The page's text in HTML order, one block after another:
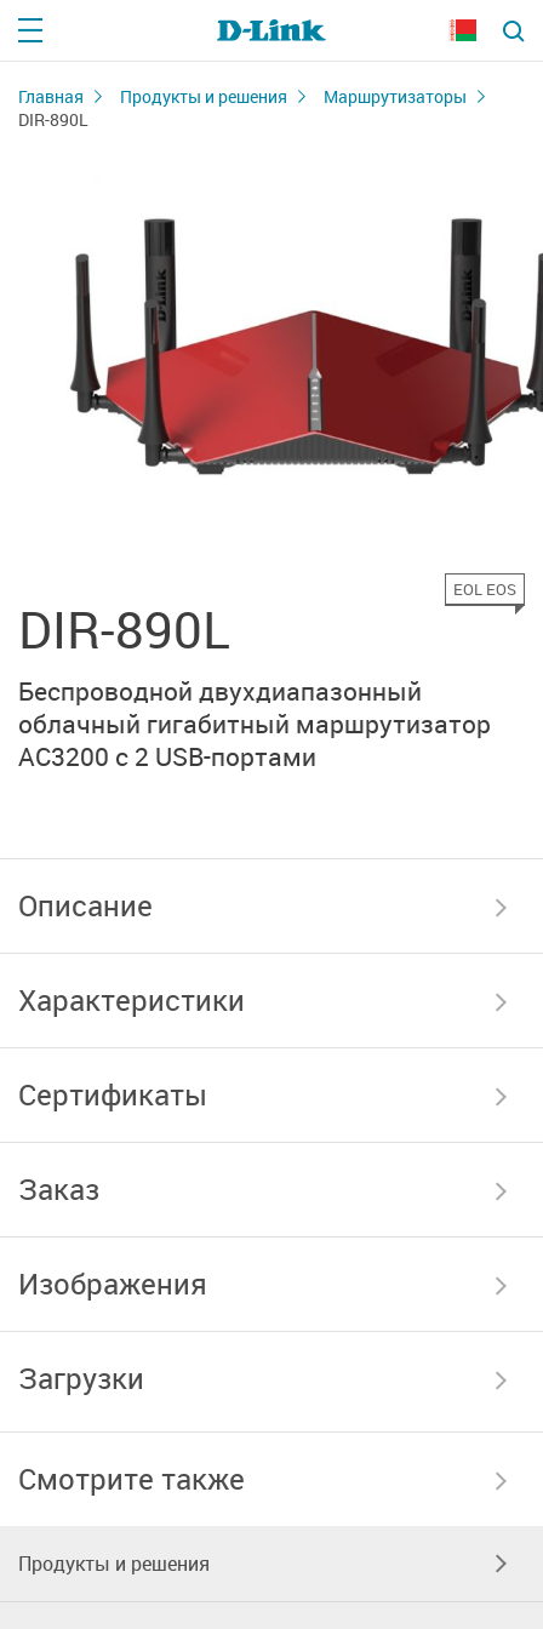
Главная Продукты и решения
Маршрутизаторы
DIR-890L
DIR-890L
EOL EOS
Беспроводной двухдиапазонный
облачный гигабитный маршрутизатор
AC3200 с 2 USB-портами
Описание
Характеристики
Сертификаты
Заказ
Изображения
Загрузки
Смотрите также
Продукты и решения